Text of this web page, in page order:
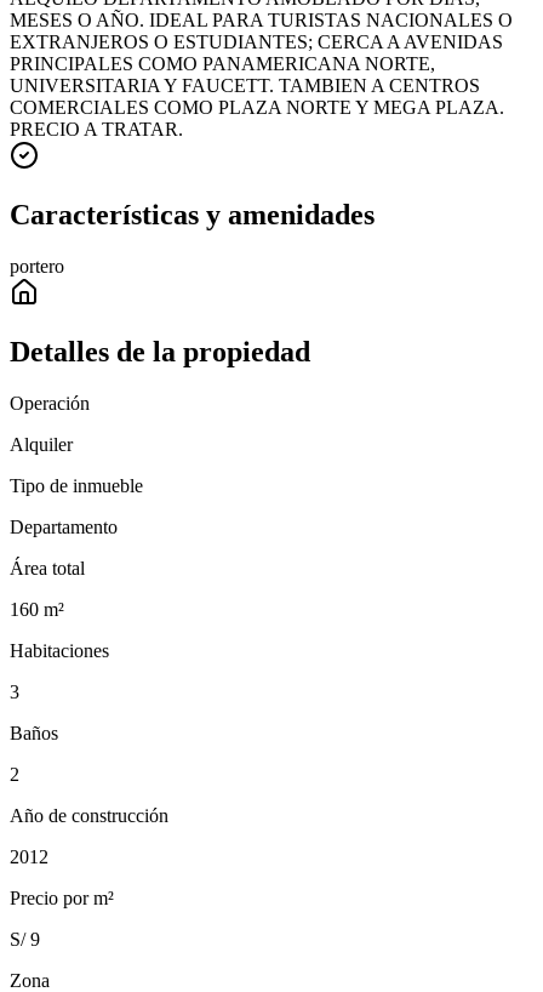
MESES O AÑO. IDEAL PARA TURISTAS NACIONALES O
EXTRANJEROS O ESTUDIANTES; CERCA A AVENIDAS
PRINCIPALES COMO PANAMERICANA NORTE,
UNIVERSITARIA Y FAUCETT. TAMBIEN A CENTROS
COMERCIALES COMO PLAZA NORTE Y MEGA PLAZA.
PRECIO A TRATAR.
Características y amenidades
portero
Detalles de la propiedad
Operación
Alquiler
Tipo de inmueble
Departamento
Área total
160 m²
Habitaciones
3
Baños
2
Año de construcción
2012
Precio por m²
S/ 9
Zona